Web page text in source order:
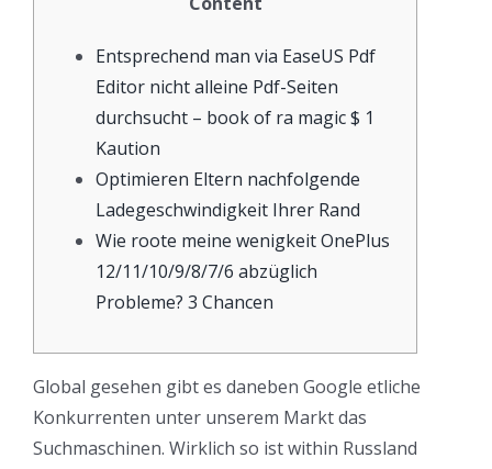
Entsprechend man via EaseUS Pdf
Editor nicht alleine Pdf-Seiten
durchsucht – book of ra magic $ 1
Kaution
Optimieren Eltern nachfolgende
Ladegeschwindigkeit Ihrer Rand
Wie roote meine wenigkeit OnePlus
12/11/10/9/8/7/6 abzüglich
Probleme? 3 Chancen
Global gesehen gibt es daneben Google etliche
Konkurrenten unter unserem Markt das
Suchmaschinen. Wirklich so ist within Russland